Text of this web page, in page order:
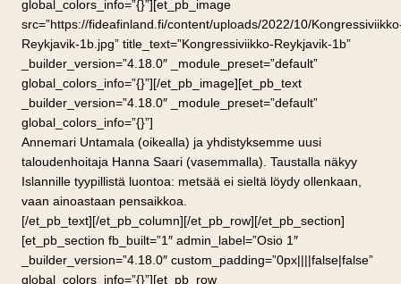
global_colors_info=”{}”][et_pb_image
src=”https://fideafinland.fi/content/uploads/2022/10/
Reykjavik-1b.jpg” title_text=”Kongressiviikko-Reykjavik-1b”
_builder_version=”4.18.0″ _module_preset=”default”
global_colors_info=”{}”][/et_pb_image][et_pb_text
_builder_version=”4.18.0″ _module_preset=”default”
global_colors_info=”{}”]
Annemari Untamala (oikealla) ja yhdistyksemme uusi
taloudenhoitaja Hanna Saari (vasemmalla). Taustalla näkyy
Islannille tyypillistä luontoa: metsää ei sieltä löydy ollenkaan,
vaan ainoastaan pensaikkoa.
[/et_pb_text][/et_pb_column][/et_pb_row][/et_pb_section]
[et_pb_section fb_built=”1″ admin_label=”Osio 1″
_builder_version=”4.18.0″ custom_padding=”0px||||false|false”
global_colors_info=”{}”][et_pb_row